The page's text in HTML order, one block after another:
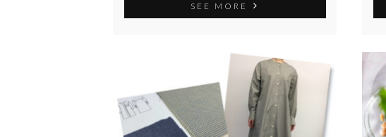
SEE MORE